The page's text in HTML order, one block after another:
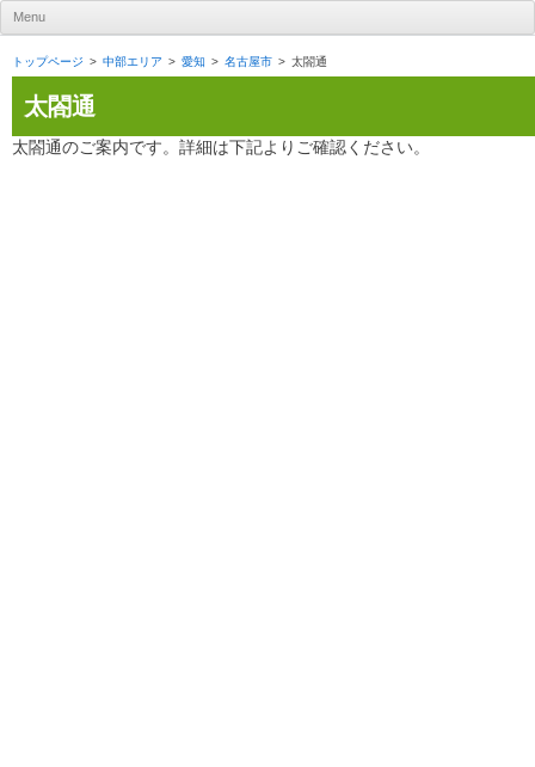
UR賃貸住宅ナビ
Menu
トップページ 中部エリア 愛知 名古屋市 太閤通
太閤通
太閤通のご案内です。詳細は下記よりご確認ください。